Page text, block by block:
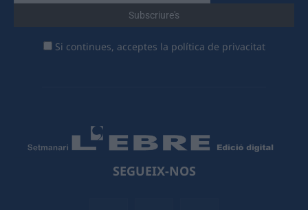
Si continues, acceptes la política de privacitat
SEGUEIX-NOS